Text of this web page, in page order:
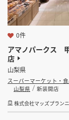
設計施工
会員ログイン
坪数
アマノパークス
店
山梨県
スーパーマーケット・
山梨県
新装開店
株式会社マッズプラン
0件